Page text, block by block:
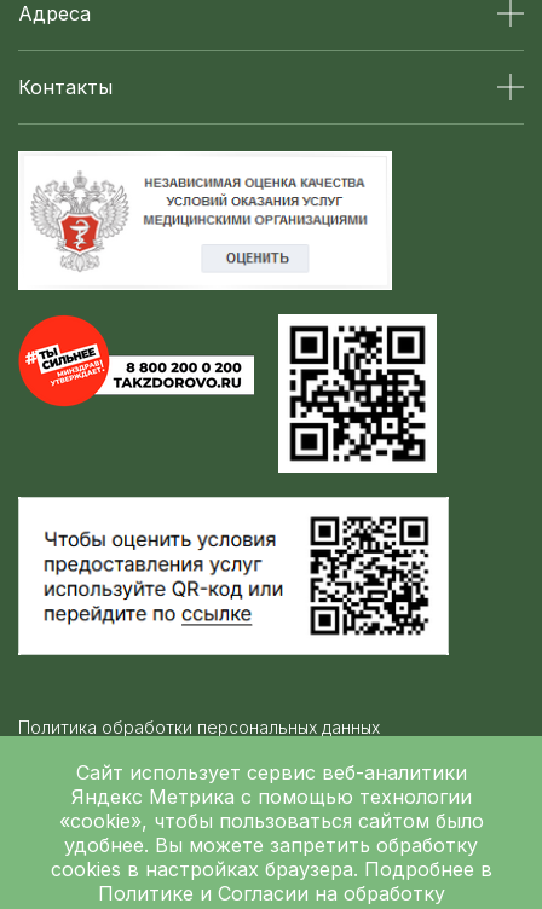
Сайт использует сервис веб-аналитики
Яндекс Метрика с помощью технологии
«cookie», чтобы пользоваться сайтом было
удобнее. Вы можете запретить обработку
cookies в настройках браузера. Подробнее в
Политике и Согласии на обработку
Адреса
Контакты
Политика обработки персональных данных
Независимая оценка качества
ГБУЗ ЛОКБ © 2026